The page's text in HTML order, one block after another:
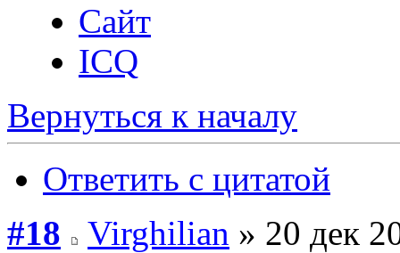
Сайт
ICQ
Вернуться к началу
Ответить с цитатой
#18
Virghilian » 20 дек